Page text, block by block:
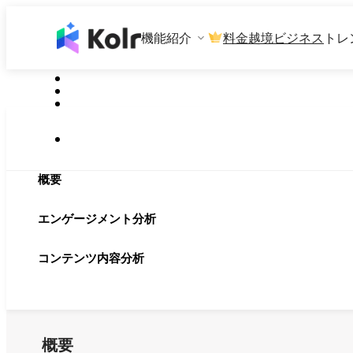
機能紹介 料金越境ビジネス ト
概要
エンゲージメント分析
コンテンツ内容分析
概要